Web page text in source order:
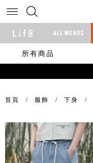
所有商品
首頁 服飾 下身